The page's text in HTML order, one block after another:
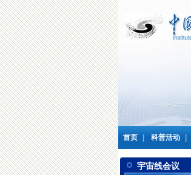
首页 科普活动
宇宙线会议